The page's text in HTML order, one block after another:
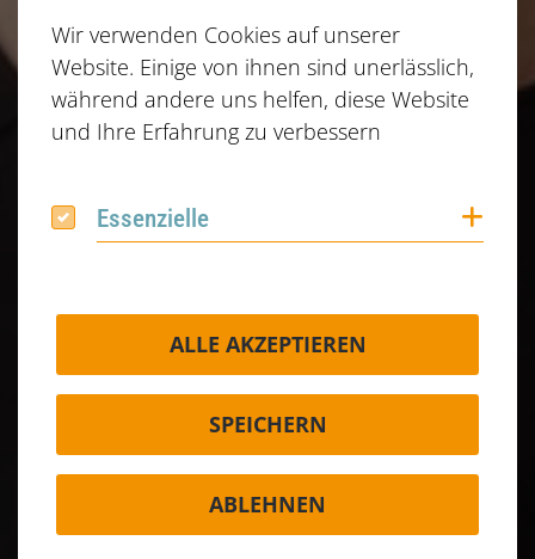
Wir verwenden Cookies auf unserer
Website. Einige von ihnen sind unerlässlich,
während andere uns helfen, diese Website
und Ihre Erfahrung zu verbessern
Essenzielle
Essenzielle
ALLE AKZEPTIEREN
SPEICHERN
ABLEHNEN